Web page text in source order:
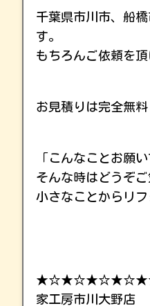
千葉県市川市、船
す。
もちろんご依頼を
お見積りは完全無料
「こんなことお願
そんな時はどうぞ
小さなことからリ
家工房市川大野店